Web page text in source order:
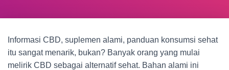
Informasi CBD, suplemen alami, panduan konsumsi sehat
itu sangat menarik, bukan? Banyak orang yang mulai
melirik CBD sebagai alternatif sehat. Bahan alami ini